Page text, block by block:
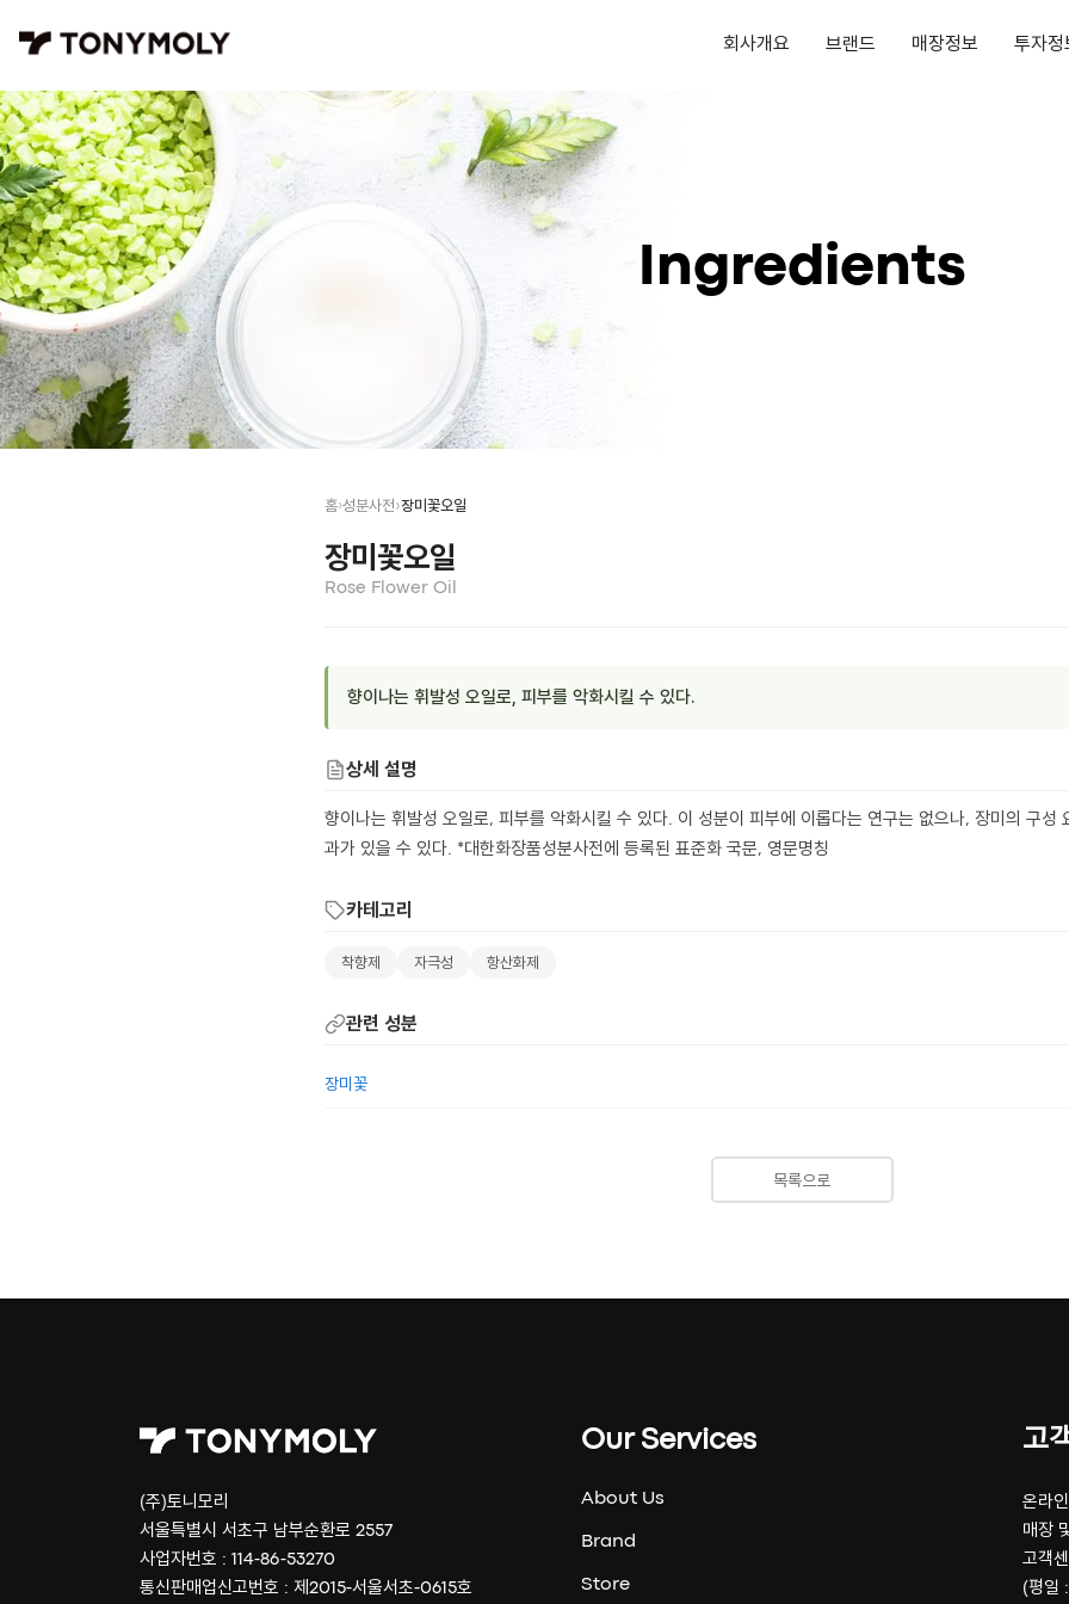
회사개요 브랜드 매장정보 투자정
Ingredients
홈 성분사전 장미꽃오일
장미꽃오일
Rose Flower Oil
향이나는 휘발성 오일로, 피부를 악화시킬 수 있다.
상세 설명
향이나는 휘발성 오일로, 피부를 악화시킬 수 있다. 이 성분이 피부에 이롭다는 연구는 없으나, 장미의 구성
과가 있을 수 있다. *대한화장품성분사전에 등록된 표준화 국문, 영문명칭
카테고리
착향제 자극성 항산화제
관련 성분
장미꽃
목록으로
(주)토니모리
서울특별시 서초구 남부순환로 2557
사업자번호 : 114-86-53270
통신판매업신고번호 : 제2015-서울서초-0615호
Our Services
About Us
Brand
Store
고
온라
매장
고객
(평일